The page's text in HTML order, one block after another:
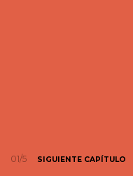
01/5 SIGUIENTE CAPÍTULO